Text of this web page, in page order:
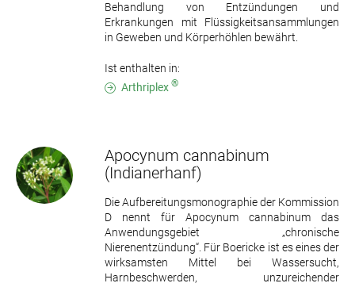
Behandlung von Entzündungen und
Erkrankungen mit Flüssigkeitsansammlungen
in Geweben und Körperhöhlen bewährt.
Ist enthalten in:
Arthriplex ®
Apocynum cannabinum
(Indianerhanf)
Die Aufbereitungsmonographie der Kommission
D nennt für Apocynum cannabinum das
Anwendungsgebiet „chronische
Nierenentzündung“. Für Boericke ist es eines der
wirksamsten Mittel bei Wassersucht,
Harnbeschwerden, unzureichender